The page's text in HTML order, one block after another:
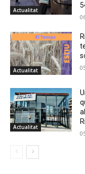
Actualitat
Actualitat
Actualitat